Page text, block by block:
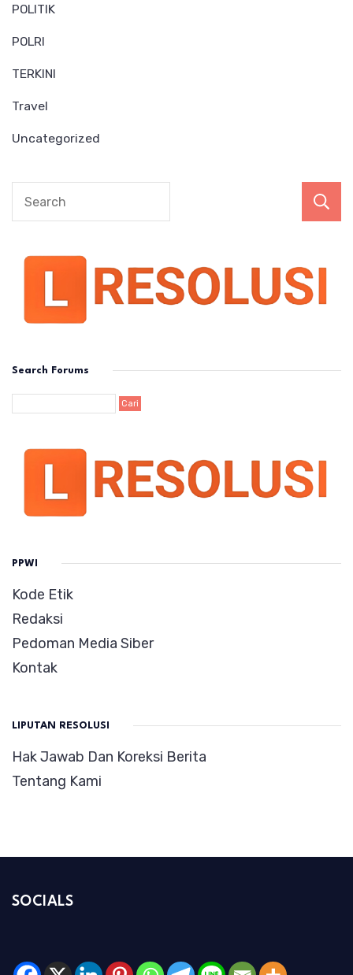
POLITIK
POLRI
TERKINI
Travel
Uncategorized
Search Forums
PPWI
Kode Etik
Redaksi
Pedoman Media Siber
Kontak
LIPUTAN RESOLUSI
Hak Jawab Dan Koreksi Berita
Tentang Kami
SOCIALS